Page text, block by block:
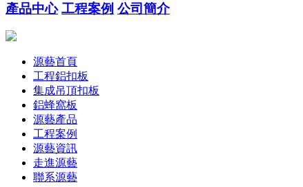
產品中心 工程案例 公司簡介
源藝首頁
工程鋁扣板
集成吊頂扣板
鋁蜂窩板
源藝產品
工程案例
源藝資訊
走進源藝
聯系源藝